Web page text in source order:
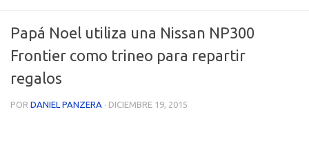
Papá Noel utiliza una Nissan NP300
Frontier como trineo para repartir
regalos
POR DANIEL PANZERA · DICIEMBRE 19, 2015